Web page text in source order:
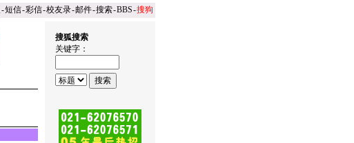
-短信-彩信-校友录-邮件-搜索-BBS-搜狗
搜狐搜索
关键字：